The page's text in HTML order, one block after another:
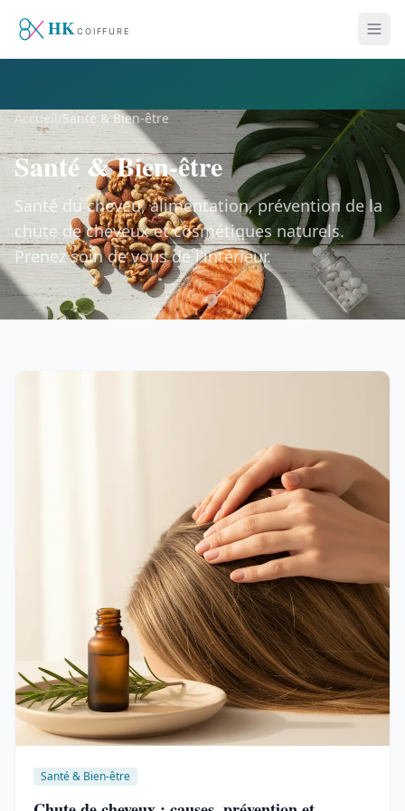
Accueil Santé & Bien-être
Santé & Bien-être
Santé du cheveu, alimentation, prévention de la
chute de cheveux et cosmétiques naturels.
Prenez soin de vous de l'intérieur.
Santé & Bien-être